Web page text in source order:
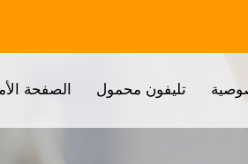
الصفحة تليفون محمول